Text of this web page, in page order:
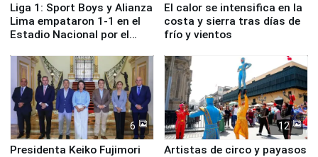
Liga 1: Sport Boys y Alianza
Lima empataron 1-1 en el
Estadio Nacional por el
El calor se intensifica en la
costa y sierra tras días de
frío y vientos
6
Presidenta Keiko Fujimori
12
Artistas de circo y payasos